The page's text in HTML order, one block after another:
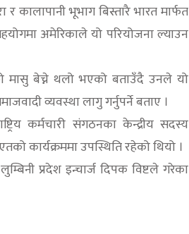
कालापानी भूभाग बिस्तारै भारत मार्फत
अमेरिकाले यो परियोजना ल्याउन
बेच्ने थलो भएको बताउँदै उनले यो
व्यवस्था लागु गर्नुपर्ने बताए ।
कर्मचारी संगठनका केन्द्रीय सदस्य
कार्यक्रममा उपस्थिति रहेको थियो ।
प्रदेश इन्चार्ज दिपक विष्टले गरेका